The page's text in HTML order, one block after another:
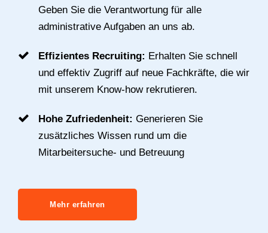
Geben Sie die Verantwortung für alle
administrative Aufgaben an uns ab.
Effizientes Recruiting: Erhalten Sie schnell
und effektiv Zugriff auf neue Fachkräfte, die wir
mit unserem Know-how rekrutieren.
Hohe Zufriedenheit: Generieren Sie
zusätzliches Wissen rund um die
Mitarbeitersuche- und Betreuung
Mehr erfahren